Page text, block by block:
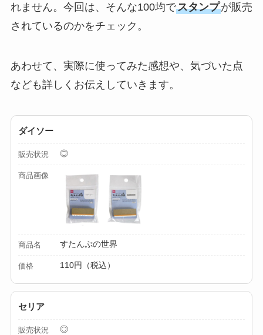
【100均】ダイソー/
すめ通販も紹介！
セリア等でテントロ
【100均】ダイソー/
セリア等でカトラリ
れません。今回は、そんな100均でスタンプが販売
されているのかをチェック。
あわせて、実際に使ってみた感想や、気づいた点
なども詳しくお伝えしていきます。
ダイソー
販売状況 ◎
商品画像
商品名 すたんぷの世界
価格 110円（税込）
セリア
販売状況 ◎